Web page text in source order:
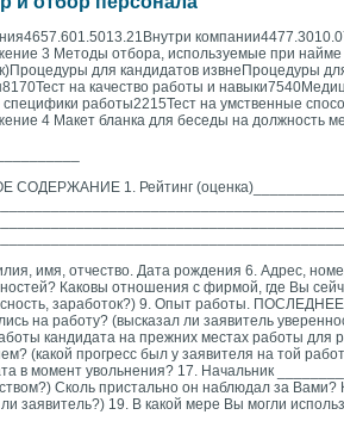
3 Методы отбора, используемые при
для кандидатов извнеПроцедуры
на качество работы и
работы2215Тест на умственные
4 Макет бланка для беседы на должность
СОДЕРЖАНИЕ 1. Рейтинг
имя, отчество. Дата рождения 6. Адрес,
Каковы отношения с фирмой, где Вы
заработок?) 9. Опыт работы.
на работу? (высказал ли заявитель
кандидата на прежних местах работы для
(какой прогресс был у заявителя на той
в момент увольнения? 17. Начальник
Сколь пристально он наблюдал за
заявитель?) 19. В какой мере Вы могли